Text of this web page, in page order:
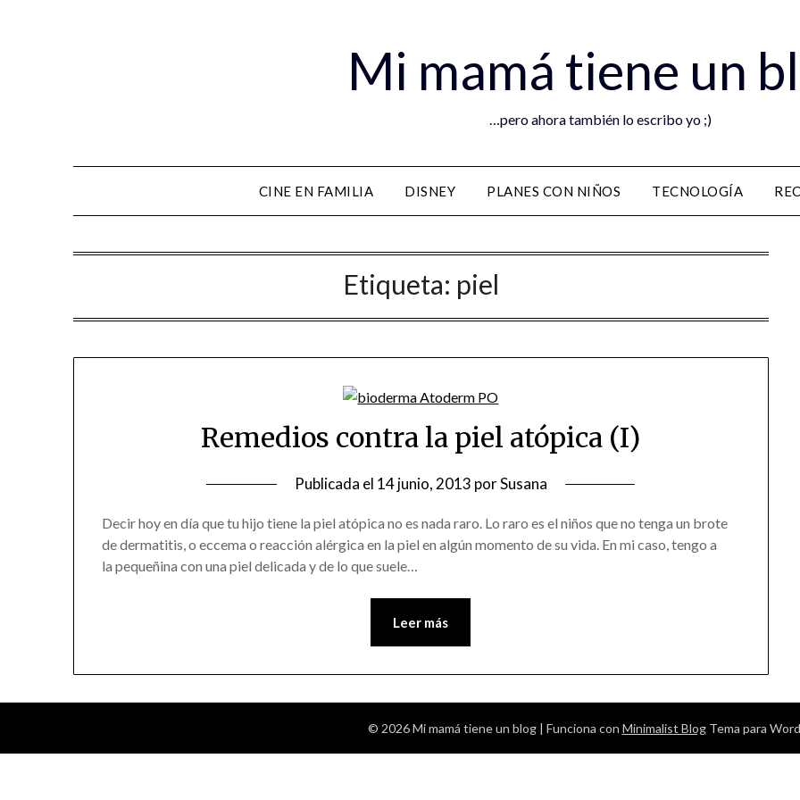
Mi mamá tiene un
…pero ahora también lo escribo yo ;)
CINE EN FAMILIA DISNEY PLANES CON NIÑOS TECNOLOGÍA
Etiqueta: piel
Remedios contra la piel atópica (I)
Publicada el 14 junio, 2013 porSusana
Decir hoy en día que tu hijo tiene la piel atópica no es nada raro. Lo raro es el niños que no tenga un brote
de dermatitis, o eccema o reacción alérgica en la piel en algún momento de su vida. En mi caso, tengo a
la pequeñina con una piel delicada y de lo que suele…
Leer más
© 2026 Mi mamá tiene un blog | Funciona con Minimalist BlogTema para